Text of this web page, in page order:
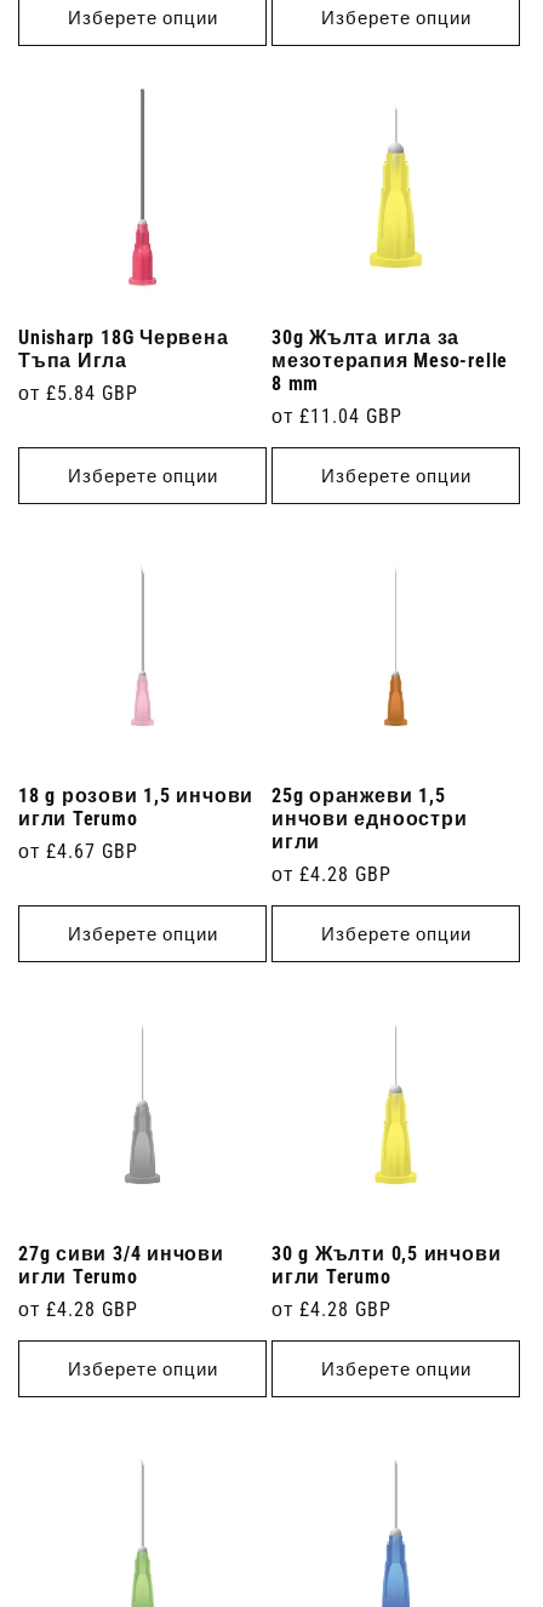
Изберете опции Изберете опции
Unisharp 18G Червена
Тъпа Игла
Редовна
от £5.84 GBP
Изберете опции
30g Жълта игла за
мезотерапия Meso-relle
8 mm
Редовна
цена
от £11.04 GBP
Изберете опции
18 g розови 1,5 инчови
игли Terumo
Редовна
от £4.67 GBP
Изберете опции
25g оранжеви 1,5
инчови едноостри
игли
Редовна
цена
от £4.28 GBP
Изберете опции
27g сиви 3/4 инчови
игли Terumo
Редовна
цена
от £4.28 GBP
Изберете опции
30 g Жълти 0,5 инчови
игли Terumo
Редовна
цена
от £4.28 GBP
Изберете опции